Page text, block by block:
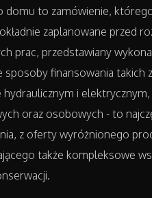
domu to zamówienie,
zaplanowane przed
prac, przedstawiany
sposoby finansowania takich
hydraulicznym i
oraz osobowych - to
z oferty wyróżnionego
także kompleksowe